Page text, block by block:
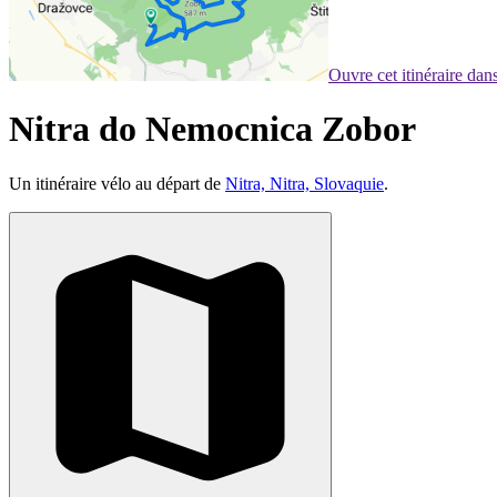
Ouvre cet itinéraire
Nitra do Nemocnica Zobor
Un itinéraire vélo au départ de Nitra, Nitra, Slovaquie.